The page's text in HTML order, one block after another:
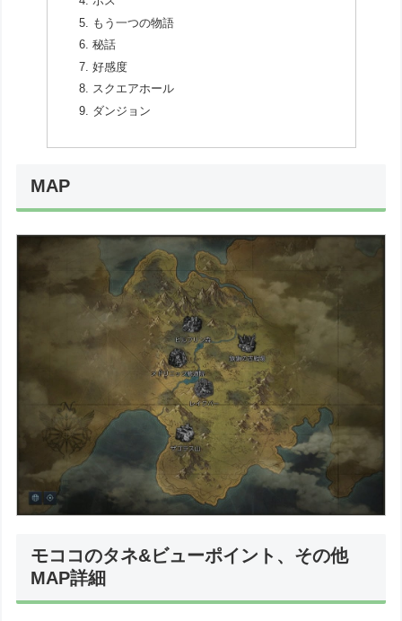
もう一つの物語
秘話
好感度
スクエアホール
ダンジョン
MAP
モココのタネ&ビューポイント、その他
MAP詳細